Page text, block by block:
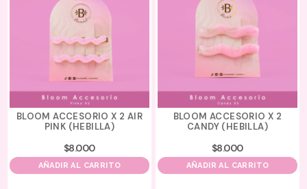
BLOOM ACCESORIO X 2 AIR
PINK (HEBILLA)
$8.000
AÑADIR AL CARRITO
BLOOM ACCESORIO X 2
CANDY (HEBILLA)
$8.000
AÑADIR AL CARRITO